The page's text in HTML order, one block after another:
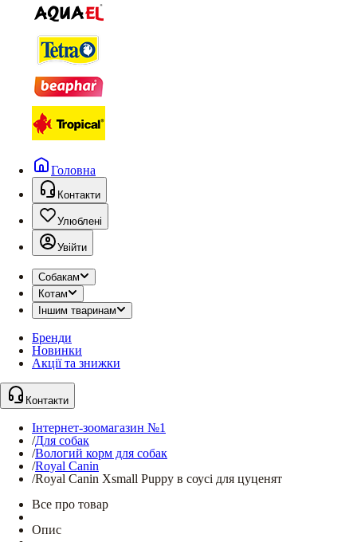
Головна
Контакти
Улюблені
Увійти
Собакам
Котам
Іншим тваринам
Бренди
Новинки
Акції та знижки
Контакти
Інтернет-зоомагазин №1
/Для собак
/Вологий корм для собак
/Royal Canin
/Royal Canin Xsmall Puppy в соусі для цуценят
Все про товар
Опис